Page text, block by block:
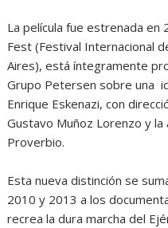
La película fue estrenada en
Fest (Festival Internacional
Aires), está íntegramente
Grupo Petersen sobre una
Enrique Eskenazi, con
Gustavo Muñoz Lorenzo y
Proverbio.
Esta nueva distinción se
2010 y 2013 a los
recrea la dura marcha del